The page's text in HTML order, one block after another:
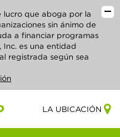
lucro que aboga por la
sin ánimo de
a financiar programas
Inc. es una entidad
registrada según sea
LA UBICACIÓN